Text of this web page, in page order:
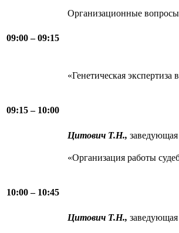
09:00 – 09:15
Организационные вопросы
09:15 – 10:00
«Генетическая экспертиза
Цитович Т.Н.,
10:00 – 10:45
«Организация работы
Цитович Т.Н.,